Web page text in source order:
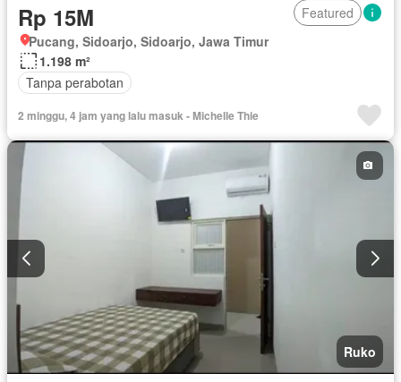
Rp 15M
Featured
Pucang, Sidoarjo, Sidoarjo, Jawa Timur
1.198 m²
Tanpa perabotan
2 minggu, 4 jam yang lalu masuk - Michelle Thie
Ruko